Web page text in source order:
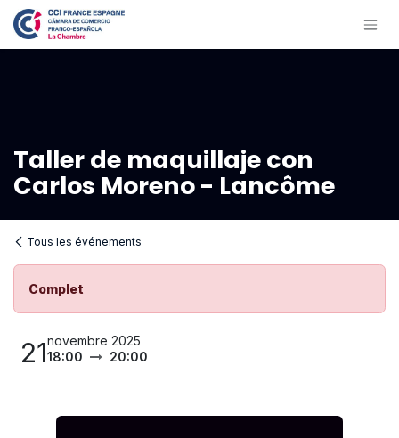
Se rendre au contenu
Taller de maquillaje con
Carlos Moreno - Lancôme
Tous les événements
Complet
21novembre 2025
18:00
20:00